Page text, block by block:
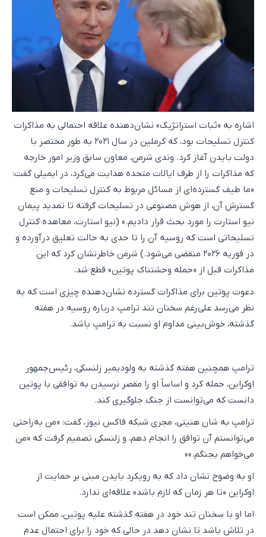
اشاره به «ثبات استراتژیک» نشان‌دهنده علاقه احتمالی به مذاکرات
کنترل تسلیحات بود، که کرملین در سال ۲۰۲۱ به طور مختصر با
دولت بایدن آغاز کرد. وندی شرمن، معاون سابق وزیر امور خارجه
که مذاکرات را از طرف ایالات متحده هدایت می‌کرد، در ایمیلی گفت:
«ما طیف گسترده‌ای از مسائل مربوط به کنترل تسلیحات و منع
گسترش آن، از هوش مصنوعی در تسلیحات گرفته تا تمدید پیمان
نیو استارت را مورد بحث قرار دادیم.» (نیو استارت، معاهده کنترل
تسلیحاتی است که روسیه آن را تا حدی به حالت تعلیق درآورده و
در فوریه ۲۰۲۶ منقضی می‌شود.) شرمن خاطرنشان کرد که این
مذاکرات قبل از «حمله وحشتناک پوتین» قطع شد.
دعوت پوتین برای مذاکرات گسترده نشان‌دهنده چیزی است که به
نظر می‌رسد علی‌رغم سخنان تند ترامپ درباره روسیه در هفته
گذشته، خوش‌بینی مداوم او نسبت به ترامپ باشد.
ترامپ همچنین هفته گذشته به ولودیمیر زلنسکی، رئیس‌جمهور
اوکراین، حمله کرد و اساساً او را مقصر نرسیدن به توافقی با پوتین
دانست که می‌توانست از جنگ جلوگیری کند.
ترامپ به شان هنیتی، مجری شبکه فاکس نیوز، گفت: «من به‌راحتی
می‌توانستم آن توافق را انجام دهم، و زلنسکی تصمیم گرفت که «من
می‌خواهم بجنگم.»»
او به وضوح نشان داد که به رویکرد بایدن مبنی بر حمایت از
اوکراین «تا هر زمان که لازم باشد» علاقه‌ای ندارد.
اما او با سخنان تند خود در هفته گذشته علیه پوتین، ممکن است
در تلاش باشد تا نشان دهد در حالی که خود را برای احتمال عدم